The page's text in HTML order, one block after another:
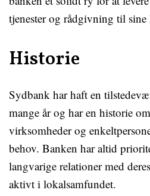
tjenester og rådgivning til sine
Historie
Sydbank har haft en
mange år og har en historie
virksomheder og
behov. Banken har altid
langvarige relationer med
aktivt i lokalsamfundet.